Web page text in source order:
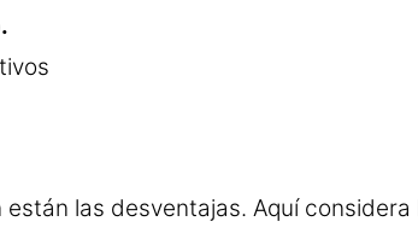
las desventajas. Aquí considera